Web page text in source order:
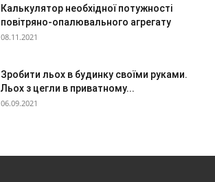
Калькулятор необхідної потужності
повітряно-опалювального агрегату
08.11.2021
Зробити льох в будинку своїми руками.
Льох з цегли в приватному...
06.09.2021